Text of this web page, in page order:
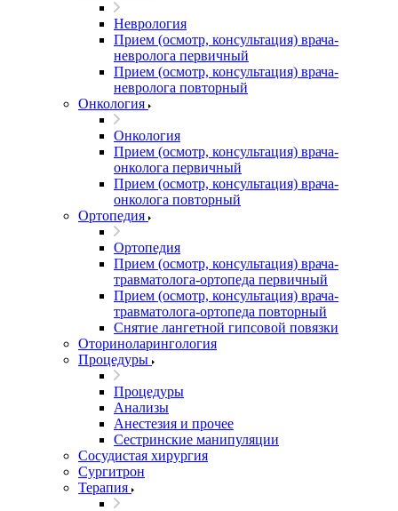
Неврология
Прием (осмотр, консультация) врача-
невролога первичный
Прием (осмотр, консультация) врача-
невролога повторный
Онкология
Онкология
Прием (осмотр, консультация) врача-
онколога первичный
Прием (осмотр, консультация) врача-
онколога повторный
Ортопедия
Ортопедия
Прием (осмотр, консультация) врача-
травматолога-ортопеда первичный
Прием (осмотр, консультация) врача-
травматолога-ортопеда повторный
Снятие лангетной гипсовой повязки
Оториноларингология
Процедуры
Процедуры
Анализы
Анестезия и прочее
Сестринские манипуляции
Сосудистая хирургия
Сургитрон
Терапия